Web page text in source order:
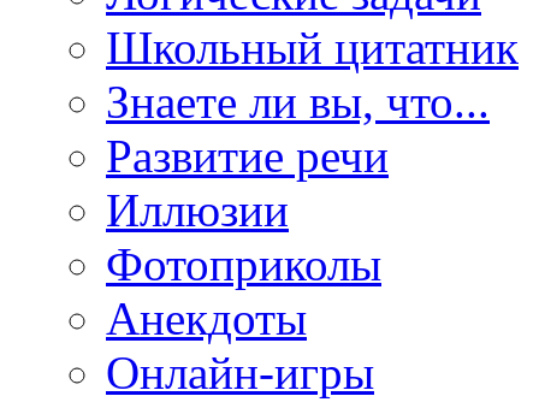
Школьный цитатник
Знаете ли вы, что...
Развитие речи
Иллюзии
Фотоприколы
Анекдоты
Онлайн-игры